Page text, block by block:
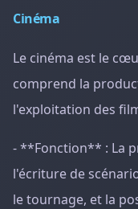
Cinéma
Le cinéma est le
comprend la
l'exploitation des
- **Fonction** : La
l'écriture de
le tournage, et la